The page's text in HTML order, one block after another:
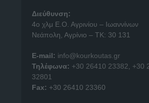
Διεύθυνση:
4o χλμ Ε.Ο. Αγρινίου – Ιωαννίνων
Νεάπολη, Αγρίνιο – ΤΚ: 30 131
E-mail: info@kourkoutas.gr
Τηλέφωνα: +30 26410 23382
+30
32801
Fax: +30 26410 23360